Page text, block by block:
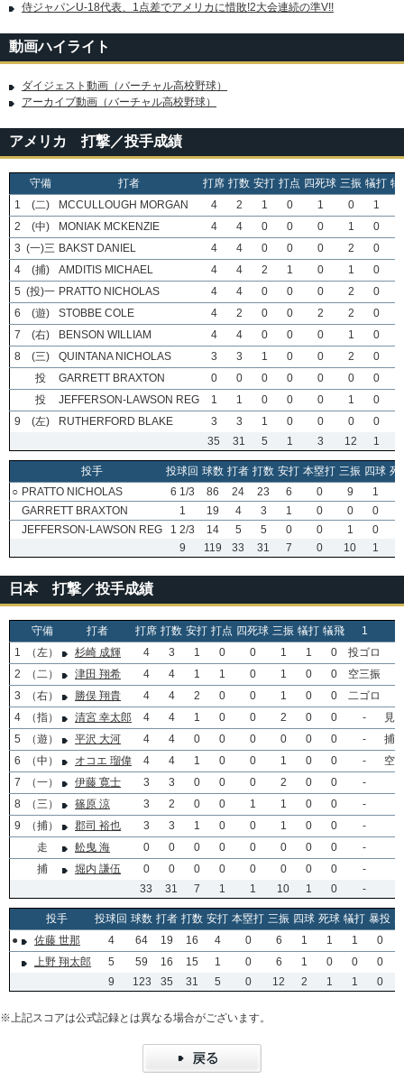
侍ジャパンU-18代表、1点差でアメリカに惜敗!2大会連続の準V!!
動画ハイライト
ダイジェスト動画（バーチャル高校野球）
アーカイブ動画（バーチャル高校野球）
アメリカ 打撃／投手成績
守備 打者 打席 打数 安打 打点 四死球 三振 犠打 犠
1
(二) MCCULLOUGH MORGAN 4 2 1 0 1 0 1
2
(中) MONIAK MCKENZIE 4 4 0 0 0 1 0
3 (一)三 BAKST DANIEL 4 4 0 0 0 2 0
4
(捕) AMDITIS MICHAEL 4 4 2 1 0 1 0
5 (投)一 PRATTO NICHOLAS 4 4 0 0 0 2 0
6
(遊) STOBBE COLE 4 2 0 0 2 2 0
7
(右) BENSON WILLIAM 4 4 0 0 0 1 0
8
(三) QUINTANA NICHOLAS 3 3 1 0 0 2 0
投
GARRETT BRAXTON 0 0 0 0 0 0 0
投
JEFFERSON-LAWSON REG 1 1 0 0 0 1 0
9
(左) RUTHERFORD BLAKE 3 3 1 0 0 0 0
35
31 5 1 3 12 1
投手 投球回 球数 打者 打数 安打 本塁打 三振 四球 死
○ PRATTO NICHOLAS 6 1/3 86 24 23 6 0 9 1
GARRETT BRAXTON
1 19 4 3 1 0 0 0
JEFFERSON-LAWSON REG
1 2/3 14 5 5 0 0 1 0
9
119 33 31 7 0 10 1
日本 打撃／投手成績
守備 打者 打席 打数 安打 打点 四死球 三振 犠打 犠飛 1
1
（左） 杉崎 成輝 4 3 1 0 0 1 1 0 投ゴロ
2
（二） 津田 翔希 4 4 1 1 0 1 0 0 空三振
3
（右） 勝俣 翔貴 4 4 2 0 0 1 0 0 二ゴロ
4
（指） 清宮 幸太郎 4 4 1 0 0 2 0 0 -
見
5
（遊） 平沢 大河 4 4 0 0 0 0 0 0 -
捕
6
（中） オコエ 瑠偉 4 4 1 0 0 1 0 0 -
空
7
（一） 伊藤 寛士 3 3 0 0 0 2 0 0 -
8
（三） 篠原 涼 3 2 0 0 1 1 0 0 -
9
（捕） 郡司 裕也 3 3 1 0 0 1 0 0 -
走
舩曳 海 0 0 0 0 0 0 0 0 -
捕
堀内 謙伍 0 0 0 0 0 0 0 0 -
33
31 7 1 1 10 1 0 -
投手 投球回 球数 打者 打数 安打 本塁打 三振 四球 死球 犠打 暴投
●
佐藤 世那 4 64 19 16 4 0 6 1 1 1
0
上野 翔太郎
5 59 16 15 1 0 6 1 0 0
0
9
123 35 31 5 0 12 2 1 1 0
※上記スコアは公式記録とは異なる場合がございます。